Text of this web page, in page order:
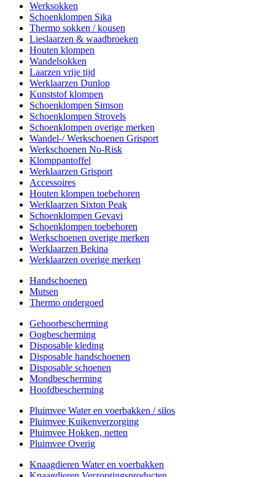
Werksokken
Schoenklompen Sika
Thermo sokken / kousen
Lieslaarzen & waadbroeken
Houten klompen
Wandelsokken
Laarzen vrije tijd
Werklaarzen Dunlop
Kunststof klompen
Schoenklompen Simson
Schoenklompen Strovels
Schoenklompen overige merken
Wandel-/ Werkschoenen Grisport
Werkschoenen No-Risk
Klomppantoffel
Werklaarzen Grisport
Accessoires
Houten klompen toebehoren
Werklaarzen Sixton Peak
Schoenklompen Gevavi
Schoenklompen toebehoren
Werkschoenen overige merken
Werklaarzen Bekina
Werklaarzen overige merken
Handschoenen
Mutsen
Thermo ondergoed
Gehoorbescherming
Oogbescherming
Disposable kleding
Disposable handschoenen
Disposable schoenen
Mondbescherming
Hoofdbescherming
Pluimvee Water en voerbakken / silos
Pluimvee Kuikenverzorging
Pluimvee Hokken, netten
Pluimvee Overig
Knaagdieren Water en voerbakken